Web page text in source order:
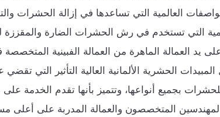
العالمية التي تساعدها في إزالة الحشرات
التي تستخدم في رش الحشرات الضارة
يد العمالة الماهرة من العمالة الفبينية
الحشرية الألمانية العالية التأثير التي
بجميع أنواعها، وتتميز بأنها تقدم الخدمة على
المتخصصون والعمالة المدربة على أعلى